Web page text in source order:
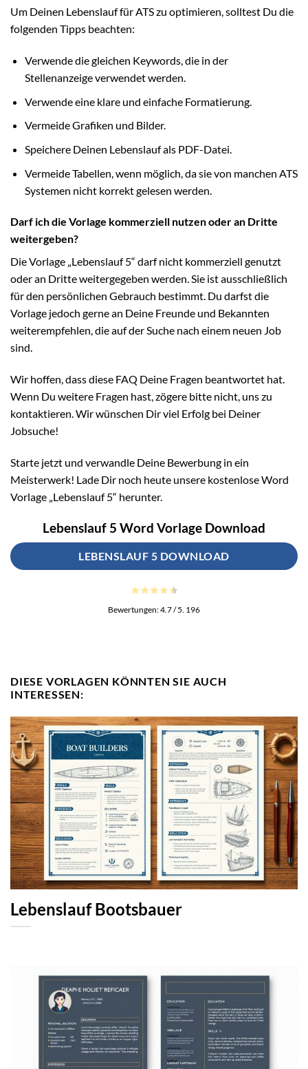
Um Deinen Lebenslauf für ATS zu optimieren, solltest Du die
folgenden Tipps beachten:
Verwende die gleichen Keywords, die in der
Stellenanzeige verwendet werden.
Verwende eine klare und einfache Formatierung.
Vermeide Grafiken und Bilder.
Speichere Deinen Lebenslauf als PDF-Datei.
Vermeide Tabellen, wenn möglich, da sie von manchen ATS
Systemen nicht korrekt gelesen werden.
Darf ich die Vorlage kommerziell nutzen oder an Dritte
weitergeben?
Die Vorlage „Lebenslauf 5“ darf nicht kommerziell genutzt
oder an Dritte weitergegeben werden. Sie ist ausschließlich
für den persönlichen Gebrauch bestimmt. Du darfst die
Vorlage jedoch gerne an Deine Freunde und Bekannten
weiterempfehlen, die auf der Suche nach einem neuen Job
sind.
Wir hoffen, dass diese FAQ Deine Fragen beantwortet hat.
Wenn Du weitere Fragen hast, zögere bitte nicht, uns zu
kontaktieren. Wir wünschen Dir viel Erfolg bei Deiner
Jobsuche!
Starte jetzt und verwandle Deine Bewerbung in ein
Meisterwerk! Lade Dir noch heute unsere kostenlose Word
Vorlage „Lebenslauf 5“ herunter.
Lebenslauf 5 Word Vorlage Download
LEBENSLAUF 5 DOWNLOAD
Bewertungen:4.7/ 5. 196
DIESE VORLAGEN KÖNNTEN SIE AUCH
INTERESSEN:
Lebenslauf Bootsbauer